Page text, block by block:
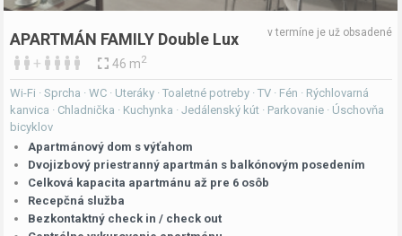
APARTMÁN FAMILY Double Lux
+ 46 m2
v termíne je už obsadené
Wi-Fi · Sprcha · WC · Uteráky · Toaletné potreby · TV · Fén · Rýchlovarná
kanvica · Chladnička · Kuchynka · Jedálenský kút · Parkovanie · Úschovňa
bicyklov
Apartmánový dom s výťahom
Dvojizbový priestranný apartmán s balkónovým posedením
Celková kapacita apartmánu až pre 6 osôb
Recepčná služba
Bezkontaktný check in / check out